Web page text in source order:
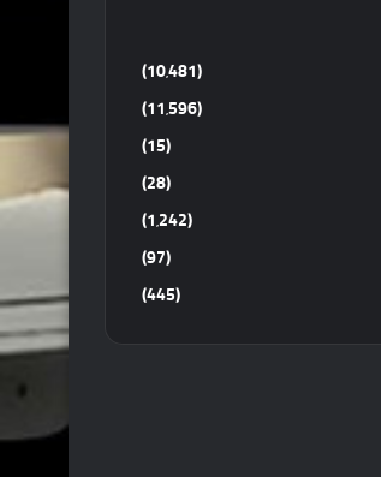
(10٬481)
(11٬596)
(15)
(28)
(1٬242)
(97)
(445)